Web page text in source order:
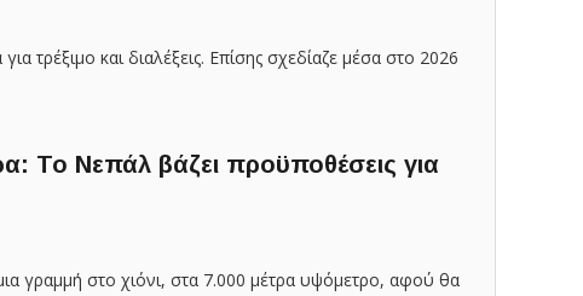
τρέξιμο και διαλέξεις. Επίσης σχεδίαζε μέσα στο 2026
Το Νεπάλ βάζει προϋποθέσεις για
γραμμή στο χιόνι, στα 7.000 μέτρα υψόμετρο, αφού θα